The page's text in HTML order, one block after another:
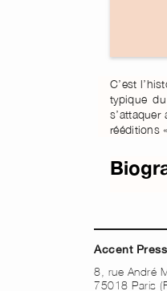
C’est
typique
rééditions
Accent
8, rue André
75018 Paris